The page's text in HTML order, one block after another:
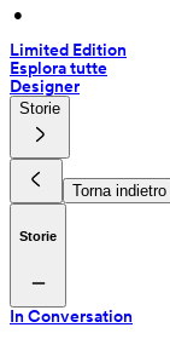
•
Limited Edition
Esplora tutte
Designer
Storie
Torna indietro
Storie
In Conversation